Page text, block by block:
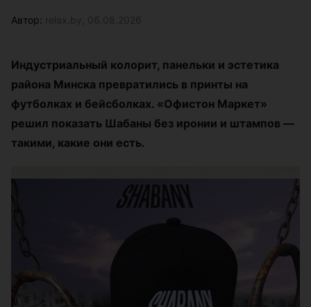
Автор:
Индустриальный колорит, панельки и эстетика
района Минска превратились в принты на
футболках и бейсболках. «Офистон Маркет»
решил показать Шабаны без иронии и штампов —
такими, какие они есть.